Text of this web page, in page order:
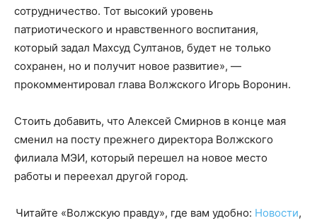
сотрудничество. Тот высокий уровень
патриотического и нравственного воспитания,
который задал Махсуд Султанов, будет не только
сохранен, но и получит новое развитие», —
прокомментировал глава Волжского Игорь Воронин.
Стоить добавить, что Алексей Смирнов в конце мая
сменил на посту прежнего директора Волжского
филиала МЭИ, который перешел на новое место
работы и переехал другой город.
Читайте «Волжскую правду», где вам удобно: Новости,